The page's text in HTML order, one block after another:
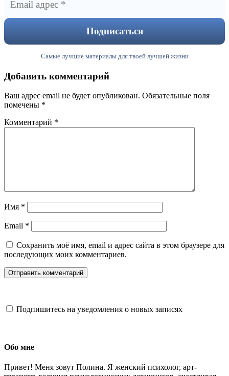
Самые лучшие материалы для твоей лучшей жизни
Добавить комментарий
Ваш адрес email не будет опубликован. Обязательные поля
помечены *
Комментарий *
Имя *
Email *
Сохранить моё имя, email и адрес сайта в этом браузере для
последующих моих комментариев.
Подпишитесь на уведомления о новых записях
Обо мне
Привет! Меня зовут Полина. Я женский психолог, арт-